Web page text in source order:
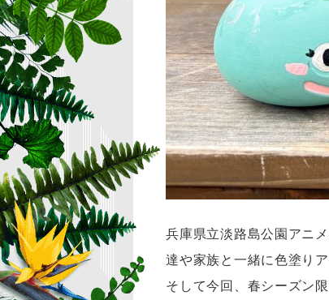
兵庫県立淡路島公園アニ
達や家族と一緒に色塗り
そして今回、春シーズン